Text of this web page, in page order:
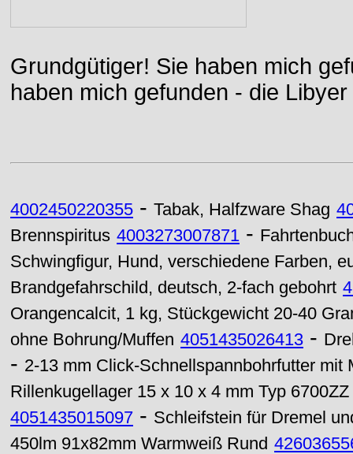
Grundgütiger! Sie haben mich
haben mich gefunden - die
4002450220355 - Tabak, Halfzware Shag
Brennspiritus 4003273007871 -
Schwingfigur, Hund, verschiedene Farben,
Brandgefahrschild, deutsch, 2-fach gebohrt
Orangencalcit, 1 kg, Stückgewicht 20-40
ohne Bohrung/Muffen 4051435026413 -
- 2-13 mm Click-Schnellspannbohrfutter mit
Rillenkugellager 15 x 10 x 4 mm Typ 6700ZZ
4051435015097 - Schleifstein für Dremel
450lm 91x82mm Warmweiß Rund